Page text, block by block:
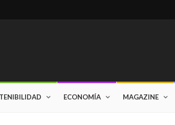
ECONOMÍA MAGAZINE